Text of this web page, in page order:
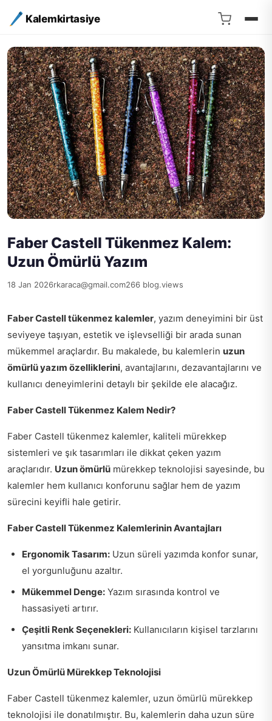
Kalemkirtasiye
Faber Castell Tükenmez Kalem:
Uzun Ömürlü Yazım
18 Jan 2026rkaraca@gmail.com266 blog.views
Faber Castell tükenmez kalemler, yazım deneyimini bir üst
seviyeye taşıyan, estetik ve işlevselliği bir arada sunan
mükemmel araçlardır. Bu makalede, bu kalemlerin uzun
ömürlü yazım özelliklerini, avantajlarını, dezavantajlarını ve
kullanıcı deneyimlerini detaylı bir şekilde ele alacağız.
Faber Castell Tükenmez Kalem Nedir?
Faber Castell tükenmez kalemler, kaliteli mürekkep
sistemleri ve şık tasarımları ile dikkat çeken yazım
araçlarıdır. Uzun ömürlü mürekkep teknolojisi sayesinde, bu
kalemler hem kullanıcı konforunu sağlar hem de yazım
sürecini keyifli hale getirir.
Faber Castell Tükenmez Kalemlerinin Avantajları
Ergonomik Tasarım: Uzun süreli yazımda konfor sunar,
el yorgunluğunu azaltır.
Mükemmel Denge: Yazım sırasında kontrol ve
hassasiyeti artırır.
Çeşitli Renk Seçenekleri: Kullanıcıların kişisel tarzlarını
yansıtma imkanı sunar.
Uzun Ömürlü Mürekkep Teknolojisi
Faber Castell tükenmez kalemler, uzun ömürlü mürekkep
teknolojisi ile donatılmıştır. Bu, kalemlerin daha uzun süre